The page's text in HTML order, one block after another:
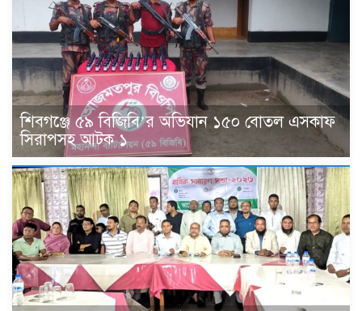
শিবগঞ্জে ৫৯ বিজিবি’র অভিযান ১৫০ বোতল এসকাফ
সিরাপসহ আটক ১